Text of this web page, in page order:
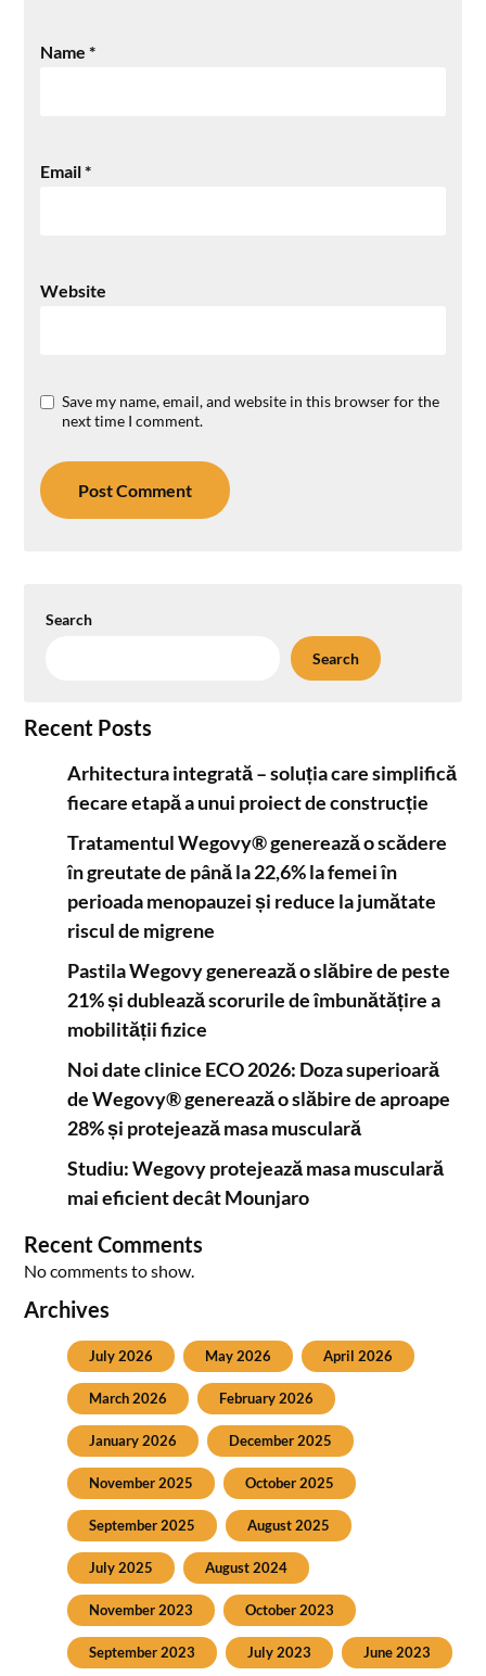
Name*
Email*
Website
Save my name, email, and website in this browser for the
next time I comment.
Search
Search
Recent Posts
Arhitectura integrată – soluția care simplifică
fiecare etapă a unui proiect de construcție
Tratamentul Wegovy® generează o scădere
în greutate de până la 22,6% la femei în
perioada menopauzei și reduce la jumătate
riscul de migrene
Pastila Wegovy generează o slăbire de peste
21% și dublează scorurile de îmbunătățire a
mobilității fizice
Noi date clinice ECO 2026: Doza superioară
de Wegovy® generează o slăbire de aproape
28% și protejează masa musculară
Studiu: Wegovy protejează masa musculară
mai eficient decât Mounjaro
Recent Comments
No comments to show.
Archives
July 2026 May 2026 April 2026
March 2026 February 2026
January 2026 December 2025
November 2025 October 2025
September 2025 August 2025
July 2025 August 2024
November 2023 October 2023
September 2023 July 2023 June 2023